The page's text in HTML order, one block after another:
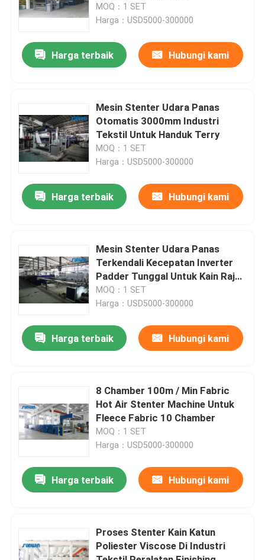
Kontak
Produk
Mesin Stenter Udara Panas
Mesin Stenter Kain
Mesin Pengering Tekstil
Mesin Finishing Tekstil
MOQ：1 SET
Harga：USD5000-300000
Harga terbaik Hubungi kami
Mesin Stenter Udara Panas
Otomatis 3000mm Industri
Tekstil Untuk Handuk Terry
MOQ：1 SET
Harga：USD5000-300000
Harga terbaik Hubungi kami
Mesin Stenter Udara Panas
Terkendali Kecepatan Inverter
Padder Tunggal Untuk Kain Rajut
Warp
MOQ：1 SET
Harga：USD5000-300000
Harga terbaik Hubungi kami
8 Chamber 100m / Min Fabric
Hot Air Stenter Machine Untuk
Fleece Fabric 10 Chamber
MOQ：1 SET
Harga：USD5000-300000
Harga terbaik Hubungi kami
Proses Stenter Kain Katun
Poliester Viscose Di Industri